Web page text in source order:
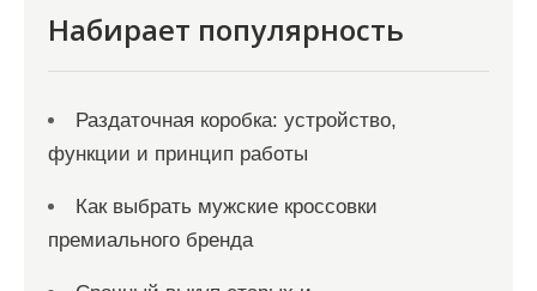
Набирает популярность
Раздаточная коробка: устройство,
функции и принцип работы
Как выбрать мужские кроссовки
премиального бренда